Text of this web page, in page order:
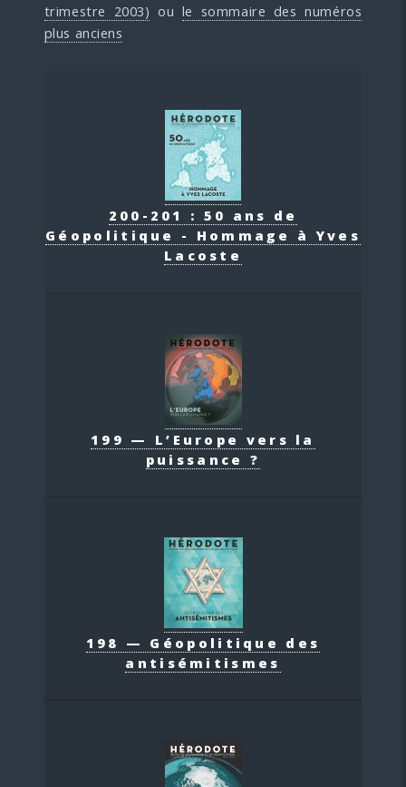
trimestre 2003) ou le sommaire des numéros
plus anciens
200-201 : 50 ans de
Géopolitique - Hommage à Yves
Lacoste
199 — L’Europe vers la
puissance ?
198 — Géopolitique des
antisémitismes